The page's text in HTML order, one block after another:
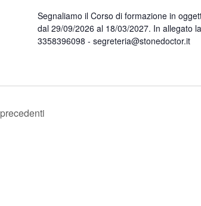
Segnaliamo il Corso di formazione in
dal 29/09/2026 al 18/03/2027. In allegato
3358396098 - segreteria@stonedoctor.it
precedenti